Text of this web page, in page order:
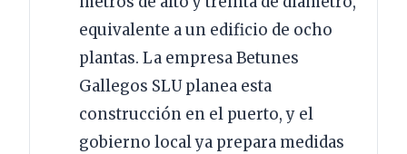
equivalente a un edificio de ocho
plantas. La empresa Betunes
Gallegos SLU planea esta
construcción en el puerto, y el
gobierno local ya prepara medidas